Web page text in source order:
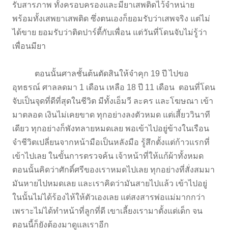
รับสารภาพ ทั้งครอบครองและมียาเสพติดไว้จำหน่าย
พร้อมทั้งเสพยาเสพติด ซึ่งตนเองก็ยอมรับว่าเสพจริง แต่ไม่
ได้ขาย ยอมรับว่าติดปาร์ตี้กับเพื่อน แต่วันที่โดนจับไม่รู้ว่า
เพื่อนมียา
ตอนนั้นศาลชั้นต้นตัดสินให้จำคุก 19 ปี ไปขอ
อุทธรณ์ ศาลลดมา 1 เดือน เหลือ 18 ปี 11 เดือน ตอนที่โดน
จับเป็นจุดที่ดีที่สุดในชีวิต มีทั้งเอ็มวี ละคร และโฆษณา เข้า
มาตลอด เงินไม่เคยขาด ทุกอย่างลงตัวหมด แต่เสี้ยววินาที
เดียว ทุกอย่างก็พังทลายหมดเลย พอเข้าไปอยู่ข้างในเรือน
จำชีวิตเปลี่ยนจากหน้ามือเป็นหลังมือ รู้สึกตั้งแต่ก้าวแรกที่
เข้าไปเลย ในขั้นการตรวจค้น เจ้าหน้าที่ให้แก้ผ้าทั้งหมด
ตอนนั้นคิดว่าศักดิ์ศรีของเราหมดไปเลย ทุกอย่างที่สั่งสมมา
มันหายไปหมดเลย และเราคิดว่ามันสายไปแล้ว เข้าไปอยู่
ในนั้นไม่ได้ร้องไห้ให้ตัวเองเลย แต่สงสารพ่อแม่มากกว่า
เพราะไม่ได้ทำหน้าที่ลูกที่ดี เขาเลี้ยงเรามาตั้งแต่เด็ก จน
ตอนนี้ก็ยังต้องมาดูแลเราอีก